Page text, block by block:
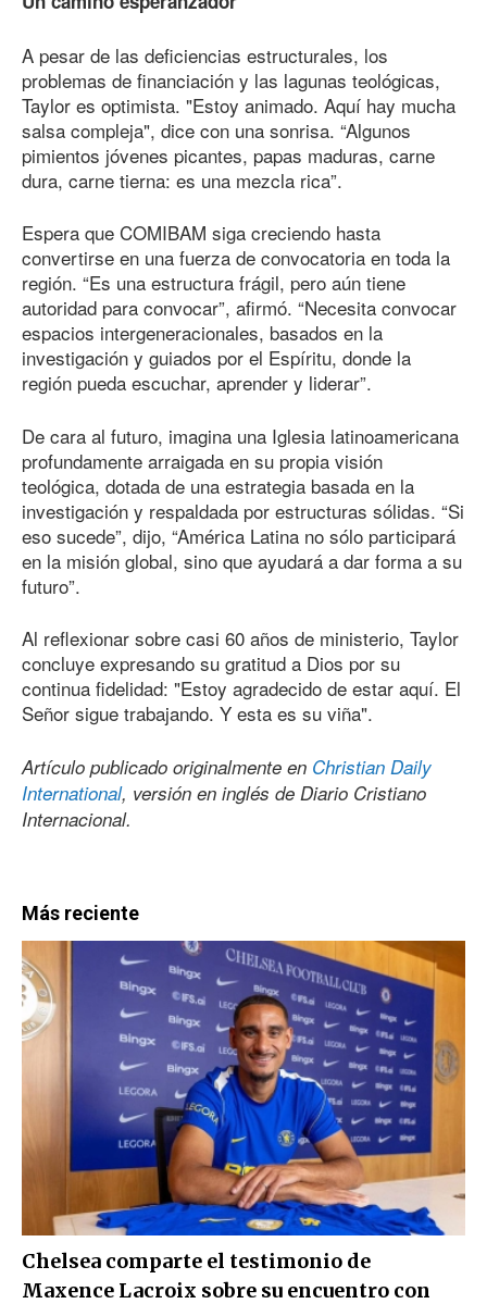
A pesar de las deficiencias estructurales, los
problemas de financiación y las lagunas teológicas,
Taylor es optimista. "Estoy animado. Aquí hay mucha
salsa compleja", dice con una sonrisa. “Algunos
pimientos jóvenes picantes, papas maduras, carne
dura, carne tierna: es una mezcla rica”.
Espera que COMIBAM siga creciendo hasta
convertirse en una fuerza de convocatoria en toda la
región. “Es una estructura frágil, pero aún tiene
autoridad para convocar”, afirmó. “Necesita convocar
espacios intergeneracionales, basados en la
investigación y guiados por el Espíritu, donde la
región pueda escuchar, aprender y liderar”.
De cara al futuro, imagina una Iglesia latinoamericana
profundamente arraigada en su propia visión
teológica, dotada de una estrategia basada en la
investigación y respaldada por estructuras sólidas. “Si
eso sucede”, dijo, “América Latina no sólo participará
en la misión global, sino que ayudará a dar forma a su
futuro”.
Al reflexionar sobre casi 60 años de ministerio, Taylor
concluye expresando su gratitud a Dios por su
continua fidelidad: "Estoy agradecido de estar aquí. El
Señor sigue trabajando. Y esta es su viña".
Artículo publicado originalmente en Christian Daily
International, versión en inglés de Diario Cristiano
Internacional.
Más reciente
Chelsea comparte el testimonio de
Maxence Lacroix sobre su encuentro con